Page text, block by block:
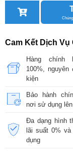
Cam Kết Dịch
Hàng chính
100%, nguyên
kiện
Bảo hành
nơi sử dụng
Đa dạng hình
lãi suất 0%
dụng